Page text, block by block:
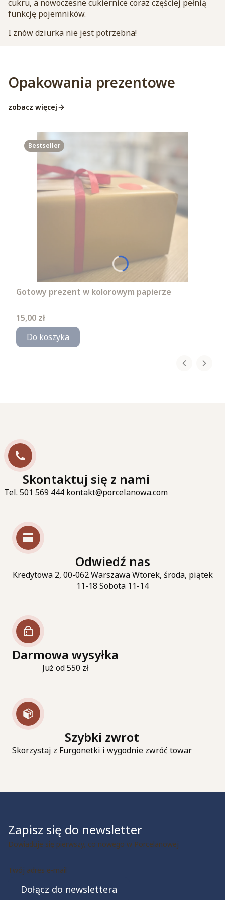
cukru, a nowoczesne cukiernice coraz częściej pełnią
funkcję pojemników.
I znów dziurka nie jest potrzebna!
Opakowania prezentowe
zobacz więcej
Bestseller
Gotowy prezent w kolorowym papierze
Cena
15,00 zł
Do koszyka
Skontaktuj się z nami
Tel. 501 569 444 kontakt@porcelanowa.com
Odwiedź nas
Kredytowa 2, 00-062 Warszawa Wtorek, środa, piątek
11-18 Sobota 11-14
Darmowa wysyłka
Już od 550 zł
Szybki zwrot
Skorzystaj z Furgonetki i wygodnie zwróć towar
Zapisz się do newsletter
Dowiaduje się pierwszy, co nowego w Porcelanowej
Twój adres e-mail
Dołącz do newslettera